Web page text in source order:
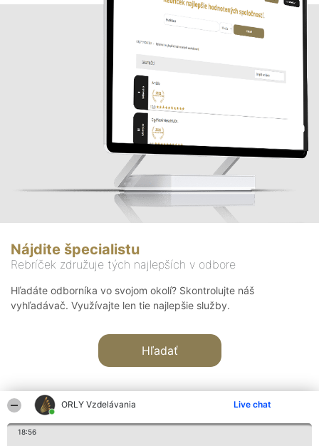
ORLY Vzdelávania Live chat
18:56
Nájdite špecialistu
Rebríček združuje tých najlepších v odbore
Hľadáte odborníka vo svojom okolí? Skontrolujte náš
vyhľadávač. Využívajte len tie najlepšie služby.
Hľadať